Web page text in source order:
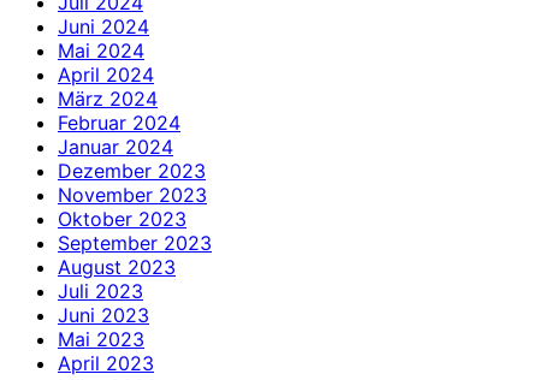
Juni 2024
Mai 2024
April 2024
März 2024
Februar 2024
Januar 2024
Dezember 2023
November 2023
Oktober 2023
September 2023
August 2023
Juli 2023
Juni 2023
Mai 2023
April 2023